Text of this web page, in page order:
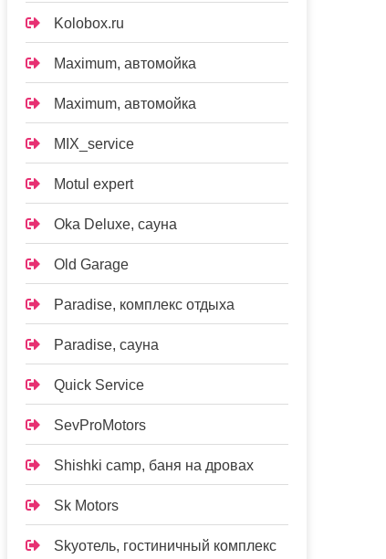
Kolobox.ru
Maximum, автомойка
Maximum, автомойка
MIX_service
Motul expert
Oka Deluxe, сауна
Old Garage
Paradise, комплекс отдыха
Paradise, сауна
Quick Service
SevProMotors
Shishki camp, баня на дровах
Sk Motors
Skyотель, гостиничный комплекс